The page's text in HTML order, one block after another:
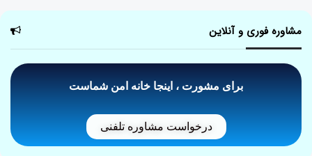
مشاوره فوری و آنلاین
برای مشورت ، اینجا خانه امن شماست
درخواست مشاوره تلفنی